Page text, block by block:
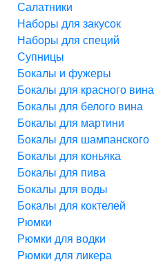
Салатники
Наборы для закусок
Наборы для специй
Супницы
Бокалы и фужеры
Бокалы для красного вина
Бокалы для белого вина
Бокалы для мартини
Бокалы для шампанского
Бокалы для коньяка
Бокалы для пива
Бокалы для воды
Бокалы для коктелей
Рюмки
Рюмки для водки
Рюмки для ликера